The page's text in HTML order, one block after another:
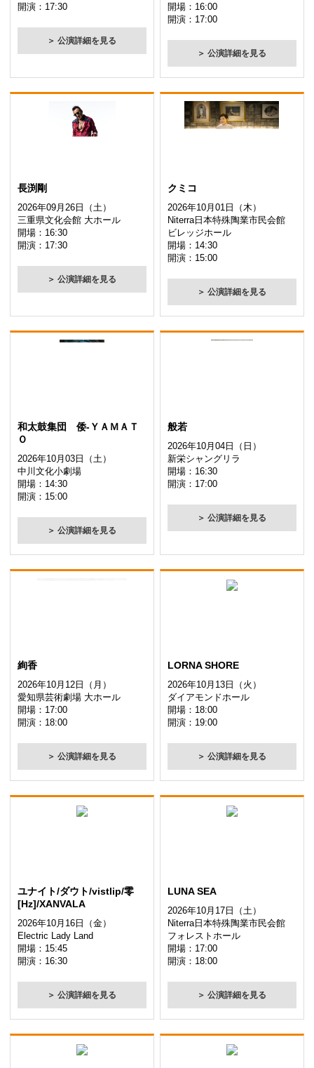
開演：17:30
＞ 公演詳細を見る
開場：16:00
開演：17:00
＞ 公演詳細を見る
長渕剛
2026年09月26日（土）
三重県文化会館 大ホール
開場：16:30
開演：17:30
＞ 公演詳細を見る
クミコ
2026年10月01日（木）
Niterra日本特殊陶業市民会館
ビレッジホール
開場：14:30
開演：15:00
＞ 公演詳細を見る
和太鼓集団 倭-ＹＡＭＡＴ
Ｏ
2026年10月03日（土）
中川文化小劇場
開場：14:30
開演：15:00
＞ 公演詳細を見る
般若
2026年10月04日（日）
新栄シャングリラ
開場：16:30
開演：17:00
＞ 公演詳細を見る
絢香
2026年10月12日（月）
愛知県芸術劇場 大ホール
開場：17:00
開演：18:00
＞ 公演詳細を見る
LORNA SHORE
2026年10月13日（火）
ダイアモンドホール
開場：18:00
開演：19:00
＞ 公演詳細を見る
ユナイト/ダウト/vistlip/零
[Hz]/XANVALA
2026年10月16日（金）
Electric Lady Land
開場：15:45
開演：16:30
＞ 公演詳細を見る
LUNA SEA
2026年10月17日（土）
Niterra日本特殊陶業市民会館
フォレストホール
開場：17:00
開演：18:00
＞ 公演詳細を見る